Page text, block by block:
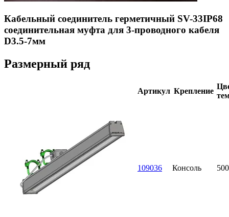
Кабельный соединитель герметичный SV-33IP68
соединительная муфта для 3-проводного кабеля
D3.5-7мм
Размерный ряд
Артикул Крепление
109036 Консоль